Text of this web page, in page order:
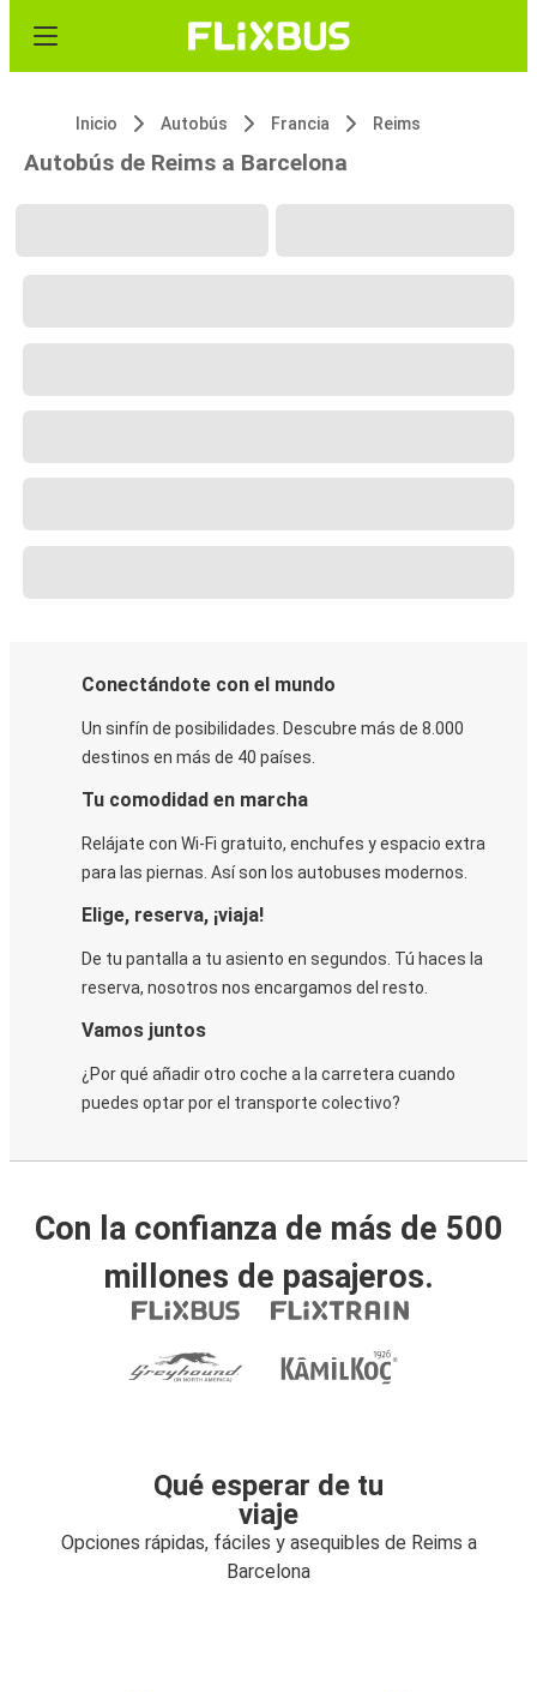
Inicio Autobús Francia Reims
Autobús de Reims a Barcelona
Conectándote con el mundo
Un sinfín de posibilidades. Descubre más de 8.000
destinos en más de 40 países.
Tu comodidad en marcha
Relájate con Wi-Fi gratuito, enchufes y espacio extra
para las piernas. Así son los autobuses modernos.
Elige, reserva, ¡viaja!
De tu pantalla a tu asiento en segundos. Tú haces la
reserva, nosotros nos encargamos del resto.
Vamos juntos
¿Por qué añadir otro coche a la carretera cuando
puedes optar por el transporte colectivo?
Con la confianza de más de 500
millones de pasajeros.
Qué esperar de tu
viaje
Opciones rápidas, fáciles y asequibles de Reims a
Barcelona